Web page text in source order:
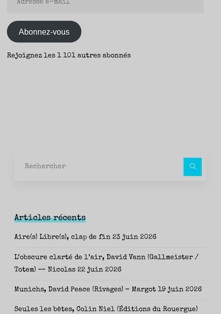
mail
Abonnez-vous
Rejoignez les 1 101 autres abonnés
Articles récents
Aire(s) Libre(s), clap de fin 23 juin 2026
L’obscure clarté de l’air, David Vann (Gallmeister /
Totem) — Nicolas 22 juin 2026
Munichs, David Peace (Rivages) – Margot 19 juin 2026
Seules les bêtes, Colin Niel (Éditions du Rouergue)